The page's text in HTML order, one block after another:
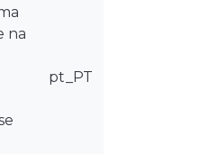
na
pt_PT